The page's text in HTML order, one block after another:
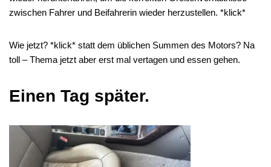
zwischen Fahrer und Beifahrerin wieder herzustellen. *klick*
Wie jetzt? *klick* statt dem üblichen Summen des Motors? Na
toll – Thema jetzt aber erst mal vertagen und essen gehen.
Einen Tag später.